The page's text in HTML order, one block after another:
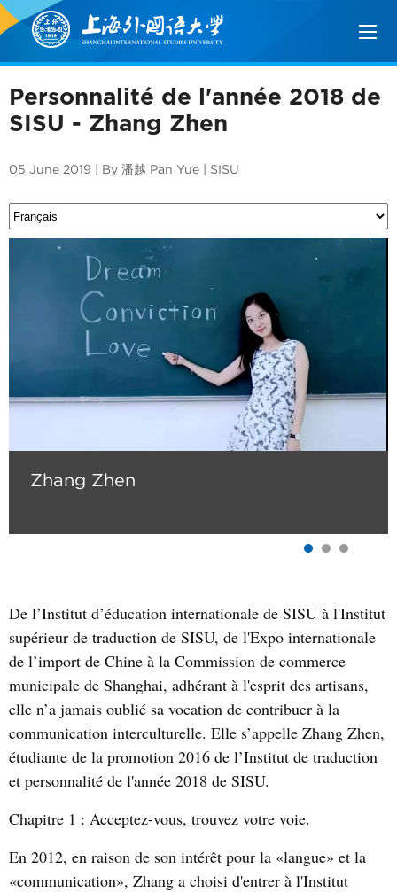
Personnalité de l'année 2018 de
SISU - Zhang Zhen
05 June 2019 | By 潘越 Pan Yue | SISU
Zhang Zhen
De l’Institut d’éducation internationale de SISU à l'Institut
supérieur de traduction de SISU, de l'Expo internationale
de l’import de Chine à la Commission de commerce
municipale de Shanghai, adhérant à l'esprit des artisans,
elle n’a jamais oublié sa vocation de contribuer à la
communication interculturelle. Elle s’appelle Zhang Zhen,
étudiante de la promotion 2016 de l’Institut de traduction
et personnalité de l'année 2018 de SISU.
Chapitre 1 : Acceptez-vous, trouvez votre voie.
En 2012, en raison de son intérêt pour la «langue» et la
«communication», Zhang a choisi d'entrer à l'Institut